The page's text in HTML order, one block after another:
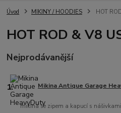
Úvod MIKINY / HOODIES HOT
HOT ROD & V8
Nejprodávanější
1. Mikina Antique Garage
mikina se zipem a kapucí s nášivkami